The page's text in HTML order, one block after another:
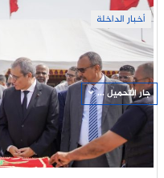
أخبار الداخلة
جار التحميل ...